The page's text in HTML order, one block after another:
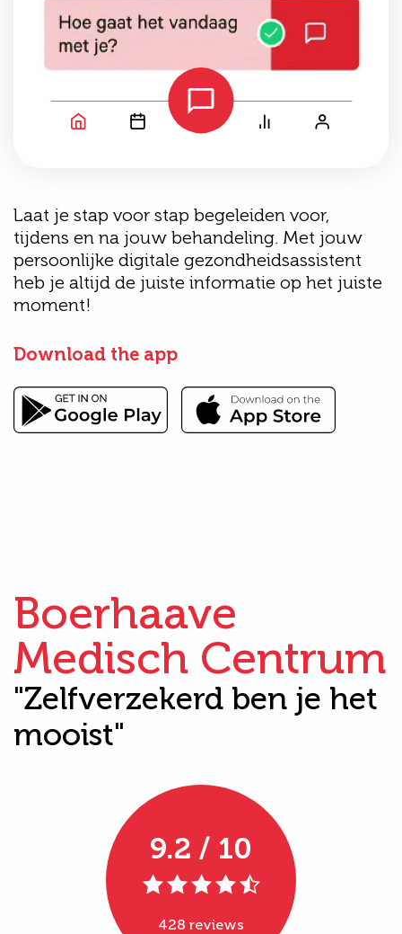
Laat je stap voor stap begeleiden voor,
tijdens en na jouw behandeling. Met jouw
persoonlijke digitale gezondheidsassistent
heb je altijd de juiste informatie op het juiste
moment!
Download the app
Boerhaave
Medisch Centrum
"Zelfverzekerd ben je het
mooist"
9.2 / 10
428 reviews